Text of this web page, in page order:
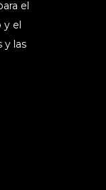
el
y el
y las